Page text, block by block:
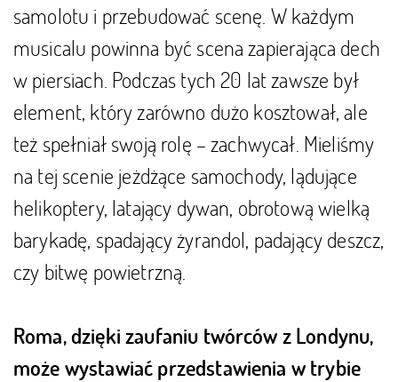
samolotu i przebudować scenę. W każdym
musicalu powinna być scena zapierająca dech
w piersiach. Podczas tych 20 lat zawsze był
element, który zarówno dużo kosztował, ale
też spełniał swoją rolę – zachwycał. Mieliśmy
na tej scenie jeżdżące samochody, lądujące
helikoptery, latający dywan, obrotową wielką
barykadę, spadający żyrandol, padający deszcz,
czy bitwę powietrzną.
Roma, dzięki zaufaniu twórców z Londynu,
może wystawiać przedstawienia w trybie